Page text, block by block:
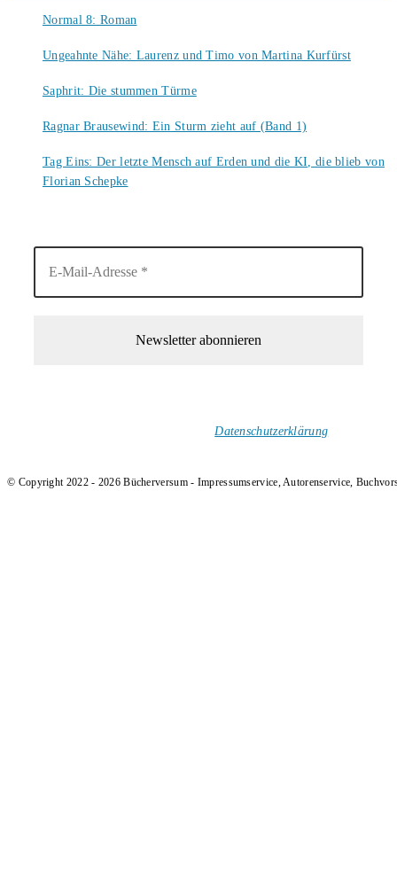
Normal 8: Roman
Ungeahnte Nähe: Laurenz und Timo von Martina Kurfürst
Saphrit: Die stummen Türme
Ragnar Brausewind: Ein Sturm zieht auf (Band 1)
Tag Eins: Der letzte Mensch auf Erden und die KI, die blieb von
Florian Schepke
Datenschutzerklärung
© Copyright 2022 - 2026 Bücherversum - Impressumservice, Autorenservice,